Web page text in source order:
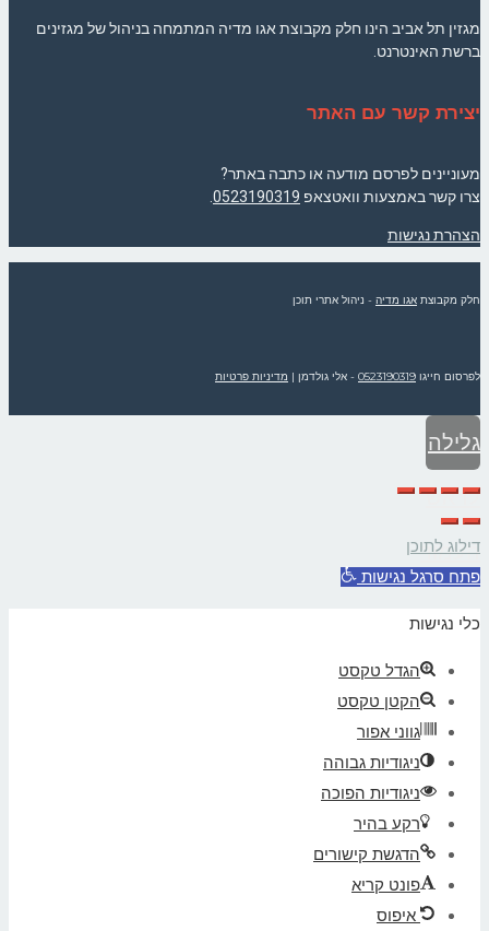
מגזין תל אביב הינו חלק מקבוצת אגו מדיה המתמחה בניהול של מגזינים
ברשת האינטרנט.
יצירת קשר עם האתר
מעוניינים לפרסם מודעה או כתבה באתר?
צרו קשר באמצעות וואטצאפ 0523190319
הצהרת נגישות
חלק מקבוצת אגו מדיה - ניהול אתרי תוכן
לפרסום חייגו 0523190319 - אלי גולדמן | מדיניות פרטיות
גלילה
לראש
העמוד
דילוג לתוכן
פתח סרגל נגישות
כלי נגישות
הגדל טקסט
הקטן טקסט
גווני אפור
ניגודיות גבוהה
ניגודיות הפוכה
רקע בהיר
הדגשת קישורים
פונט קריא
איפוס